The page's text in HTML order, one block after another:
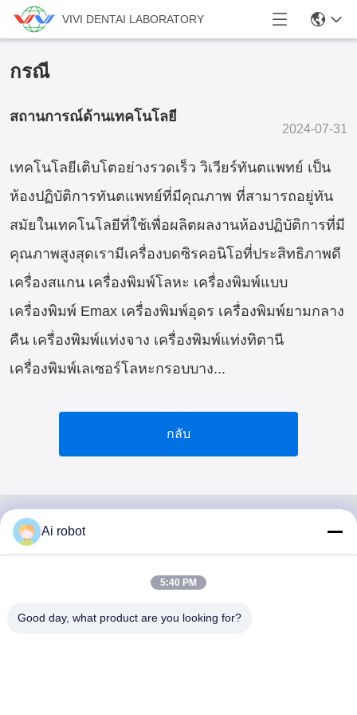
VIVI DENTAI LABORATORY
กรณี
สถานการณ์ด้านเทคโนโลยี
2024-07-31
เทคโนโลยีเติบโตอย่างรวดเร็ว วิเวียร์ทันตแพทย์ เป็น
ห้องปฏิบัติการทันตแพทย์ที่มีคุณภาพ ที่สามารถอยู่ทัน
สมัยในเทคโนโลยีที่ใช้เพื่อผลิตผลงานห้องปฏิบัติการที่มี
คุณภาพสูงสุดเรามีเครื่องบดซิรคอนิโอที่ประสิทธิภาพดี
เครื่องสแกน เครื่องพิมพ์โลหะ เครื่องพิมพ์แบบ
เครื่องพิมพ์ Emax เครื่องพิมพ์อุดร เครื่องพิมพ์ยามกลาง
คืน เครื่องพิมพ์แท่งจาง เครื่องพิมพ์แท่งทิตานี
เครื่องพิมพ์เลเซอร์โลหะกรอบบาง...
กลับ
VIVI DENTAI
LABORATORY
Ai robot
5:40 PM
Good day, what product are you looking for?